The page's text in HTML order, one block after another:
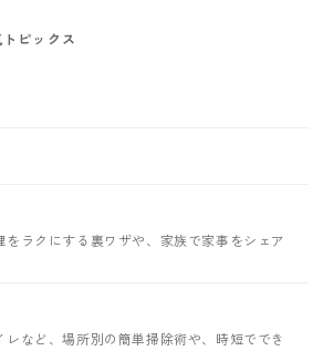
トピックス
ラクにする裏ワザや、家族で家事をシェア
など、場所別の簡単掃除術や、時短ででき